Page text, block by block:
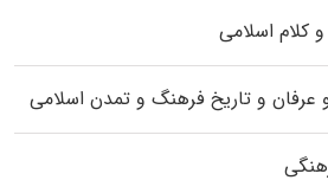
کلام اسلامی
عرفان و تاریخ فرهنگ و تمدن اسلامی